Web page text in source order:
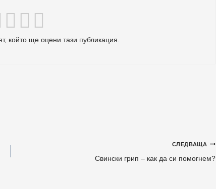
който ще оцени тази публикация.
СЛЕДВАЩА
Свински грип – как да си помогнем?